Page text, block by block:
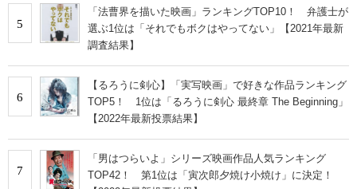
5
「法曹界を描いた映画」ランキングTOP10！ 弁護士が
選ぶ1位は「それでもボクはやってない」【2021年最新
調査結果】
6
【るろうに剣心】「実写映画」で好きな作品ランキング
TOP5！ 1位は「るろうに剣心 最終章 The Beginning」
【2022年最新投票結果】
7
「男はつらいよ」シリーズ映画作品人気ランキング
TOP42！ 第1位は「寅次郎夕焼け小焼け」に決定！